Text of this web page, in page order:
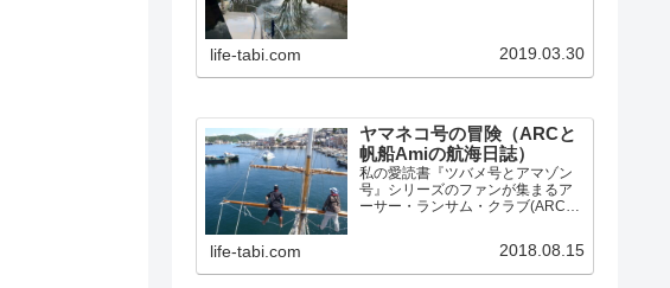
的だった所などをまとめ、毎日の
life-tabi.com 2019.03.30
ヤマネコ号の冒険（ARCと
帆船Amiの航海日誌）
私の愛読書『ツバメ号とアマゾン
号』シリーズのファンが集まるア
ーサー・ランサム・クラブ(ARC)
島』に出てくるスクーナー「ヤマ
ネコ号」にそっくりな帆船Amiと出
life-tabi.com 2018.08.15